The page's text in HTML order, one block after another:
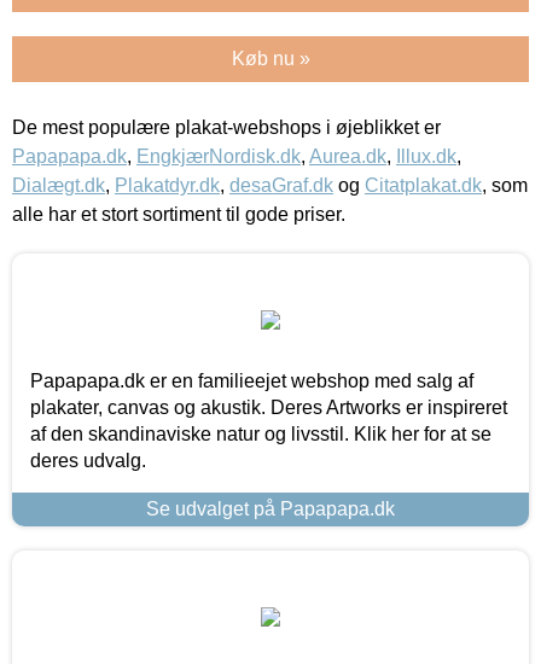
Køb nu »
De mest populære plakat-webshops i øjeblikket er
Papapapa.dk, EngkjærNordisk.dk, Aurea.dk, Illux.dk,
Dialægt.dk, Plakatdyr.dk, desaGraf.dk og Citatplakat.dk, som
alle har et stort sortiment til gode priser.
Papapapa.dk er en familieejet webshop med salg af
plakater, canvas og akustik. Deres Artworks er inspireret
af den skandinaviske natur og livsstil. Klik her for at se
deres udvalg.
Se udvalget på Papapapa.dk